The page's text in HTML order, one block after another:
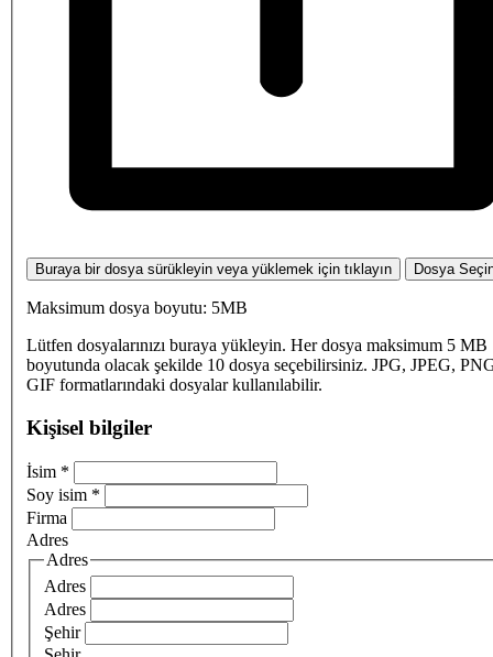
Buraya bir dosya sürükleyin veya yüklemek için tıklayın Dosya
Maksimum dosya boyutu: 5MB
Lütfen dosyalarınızı buraya yükleyin. Her dosya maksimum 5 MB
boyutunda olacak şekilde 10 dosya seçebilirsiniz. JPG, JPEG,
GIF formatlarındaki dosyalar kullanılabilir.
Kişisel bilgiler
İsim *
Soy isim *
Firma
Adres
Adres
Adres
Adres
Şehir